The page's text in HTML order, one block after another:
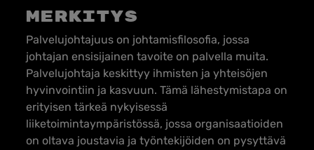
merkitys
Palvelujohtajuus on johtamisfilosofia, jossa
johtajan ensisijainen tavoite on palvella muita.
Palvelujohtaja keskittyy ihmisten ja yhteisöjen
hyvinvointiin ja kasvuun. Tämä lähestymistapa on
erityisen tärkeä nykyisessä
liiketoimintaympäristössä, jossa organisaatioiden
on oltava joustavia ja työntekijöiden on pysyttävä